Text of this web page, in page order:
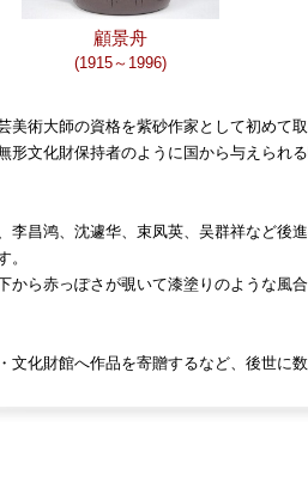
顧景舟
(1915～1996)
術大師の資格を紫砂作家として初めて取
文化財保持者のように国から与えら
昌鸿、沈遽华、束凤英、吴群祥など後進
。
ら赤っぽさが覗いて漆塗りのような
化財館へ作品を寄贈するなど、後世に数